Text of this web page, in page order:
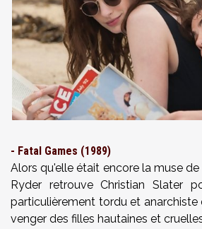
- Fatal Games (1989)
Alors qu'elle était encore la muse
Ryder retrouve Christian Slater
particulièrement tordu et anarchiste
venger des filles hautaines et